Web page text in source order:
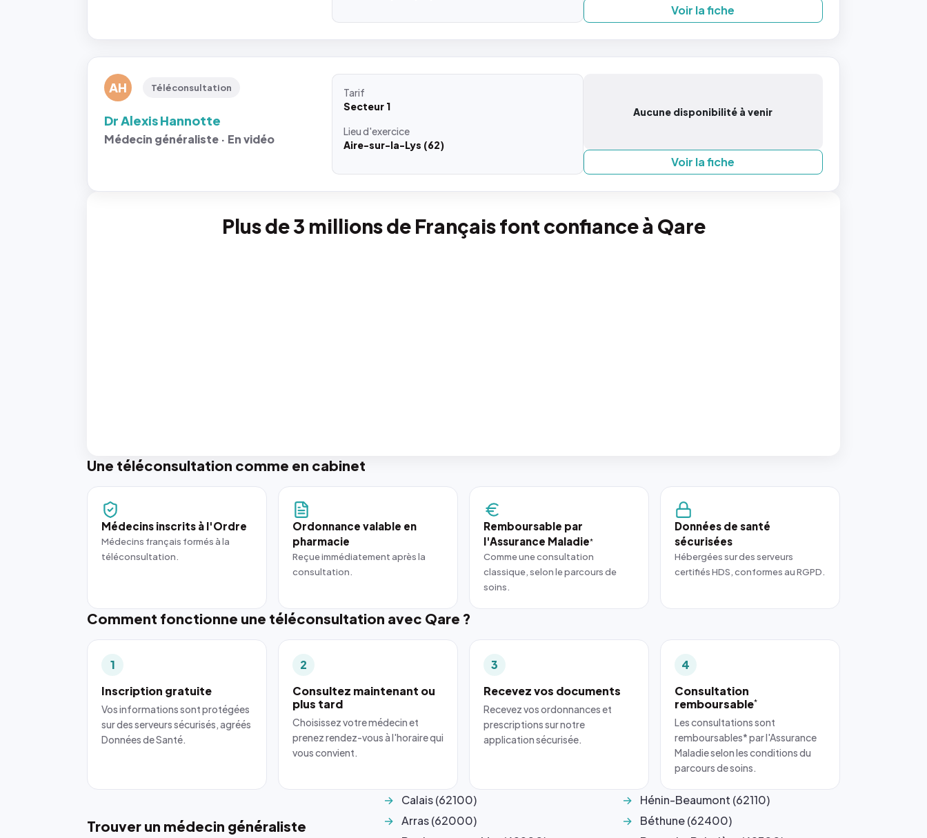
Voir la fiche
AH Téléconsultation
Dr Alexis Hannotte
Médecin généraliste · En vidéo
Tarif
Secteur 1
Lieud'exercice
Aire-sur-la-Lys (62)
Aucune disponibilité à venir
Voir la fiche
Plus de 3 millions de Français font confiance à Qare
Une téléconsultation comme en cabinet
Médecins inscrits à l'Ordre
Médecins français formés à la
téléconsultation.
Ordonnance valable en
pharmacie
Reçue immédiatement après la
consultation.
Remboursable par
l'Assurance Maladie*
Comme une consultation
classique, selon le parcours de
soins.
Données de santé
sécurisées
Hébergées sur des serveurs
certifiés HDS, conformes au RGPD.
Comment fonctionne une téléconsultation avec Qare ?
1
Inscription gratuite
Vos informations sont protégées
sur des serveurs sécurisés, agréés
Données de Santé.
2
Consultez maintenant ou
plus tard
Choisissez votre médecin et
prenez rendez-vous à l'horaire qui
vous convient.
3
Recevez vos documents
Recevez vos ordonnances et
prescriptions sur notre
application sécurisée.
4
Consultation
remboursable*
Les consultations sont
remboursables* par l'Assurance
Maladie selon les conditions du
parcours de soins.
Trouver un médecin généraliste
Calais (62100)
Arras (62000)
Hénin-Beaumont (62110)
Béthune (62400)